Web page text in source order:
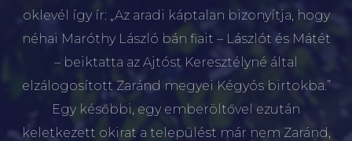
oklevél így ír: „Az aradi káptalan bizonyítja, hogy
néhai Maróthy László bán fiait – Lászlót és Mátét
– beiktatta az Ajtóst Keresztélyné által
elzálogosított Zaránd megyei Kégyós birtokba.”
Egy későbbi, egy emberöltővel ezután
keletkezett okirat a települést már nem Zaránd,